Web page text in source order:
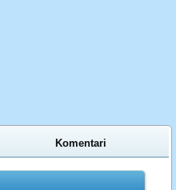
Komentari